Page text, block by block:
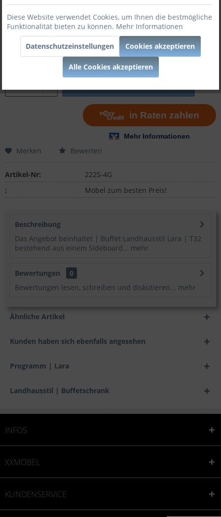
Farbe konfigurieren.
Jetzt konfigurieren
Merken Bewerten
Artikel-Nr:
222S-4G
:
Möbel zum besten Preis!
Beschreibung
Das Angebot beinhaltet | Buffet Landhausstil Lara | T32
bestehend aus einem Sideboard... mehr
Bewertungen
0
Bewertungen lesen, schreiben und diskutieren... mehr
Ähnliche Artikel
Kunden haben sich ebenfalls angesehen
Programm | Lara
Landhausstil | Buffetschrank
INFOS
XXMÖBEL
KUNDENSERVICE
Diese Website verwendet Cookies, um Ihnen die bestmögliche
Funktionalität bieten zu können. Mehr Informationen
Datenschutzeinstellungen Cookies akzeptieren
Alle Cookies akzeptieren